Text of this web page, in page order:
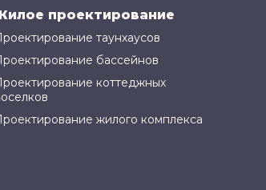
проектирование
таунхаусов
бассейнов
коттеджных
жилого комплекса